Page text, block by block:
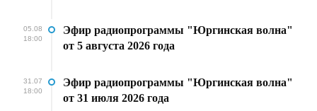
05.08
18:00
Эфир радиопрограммы "Юргинская волна"
от 5 августа 2026 года
31.07
18:00
Эфир радиопрограммы "Юргинская волна"
от 31 июля 2026 года